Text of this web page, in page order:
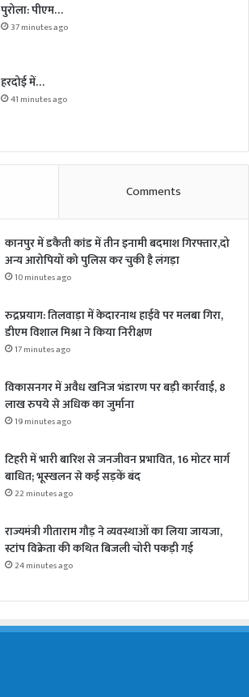
पुरोला: पीएम…
37 minutes ago
हरदोई में…
41 minutes ago
Comments
कानपुर में डकैती कांड में तीन इनामी बदमाश गिरफ्तार,दो
अन्य आरोपियों को पुलिस कर चुकी है लंगड़ा
10 minutes ago
रुद्रप्रयाग: तिलवाड़ा में केदारनाथ हाईवे पर मलबा गिरा,
डीएम विशाल मिश्रा ने किया निरीक्षण
17 minutes ago
विकासनगर में अवैध खनिज भंडारण पर बड़ी कार्रवाई, 8
लाख रुपये से अधिक का जुर्माना
19 minutes ago
टिहरी में भारी बारिश से जनजीवन प्रभावित, 16 मोटर मार्ग
बाधित; भूस्खलन से कई सड़कें बंद
22 minutes ago
राज्यमंत्री गीताराम गौड़ ने व्यवस्थाओं का लिया जायजा,
स्टांप विक्रेता की कथित बिजली चोरी पकड़ी गई
24 minutes ago